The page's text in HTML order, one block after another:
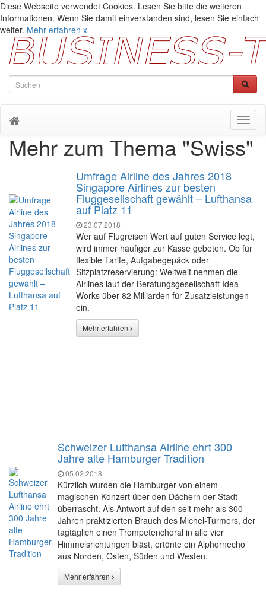
Diese Webseite verwendet Cookies. Lesen Sie bitte die weiteren
Informationen. Wenn Sie damit einverstanden sind, lesen Sie einfach
weiter. Mehr erfahren x
Mehr zum Thema "Swiss"
Umfrage Airline des Jahres 2018
Singapore Airlines zur besten
Fluggesellschaft gewählt – Lufthansa
auf Platz 11
23.07.2018
Wer auf Flugreisen Wert auf guten Service legt,
wird immer häufiger zur Kasse gebeten. Ob für
flexible Tarife, Aufgabegepäck oder
Sitzplatzreservierung: Weltweit nehmen die
Airlines laut der Beratungsgesellschaft Idea
Works über 82 Milliarden für Zusatzleistungen
ein.
Mehr erfahren
Schweizer Lufthansa Airline ehrt 300
Jahre alte Hamburger Tradition
05.02.2018
Kürzlich wurden die Hamburger von einem
magischen Konzert über den Dächern der Stadt
überrascht. Als Antwort auf den seit mehr als 300
Jahren praktizierten Brauch des Michel-Türmers, der
tagtäglich einen Trompetenchoral in alle vier
Himmelsrichtungen bläst, ertönte ein Alphornecho
aus Norden, Osten, Süden und Westen.
Mehr erfahren